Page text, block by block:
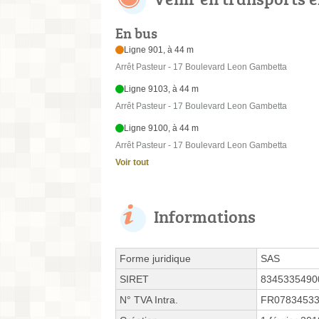
En bus
Ligne 901, à 44 m
Arrêt Pasteur - 17 Boulevard Leon Gambetta
Ligne 9103, à 44 m
Arrêt Pasteur - 17 Boulevard Leon Gambetta
Ligne 9100, à 44 m
Arrêt Pasteur - 17 Boulevard Leon Gambetta
Voir tout
Informations
Forme juridique
SAS
SIRET
N° TVA Intra.